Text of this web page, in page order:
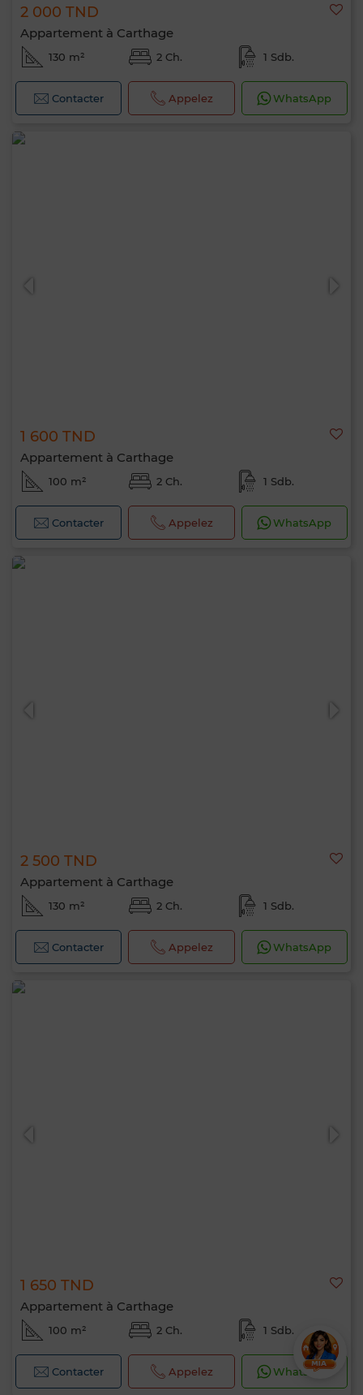
2 000 TND
Appartement à Carthage
130 m² 2 Ch. 1 Sdb.
Contacter Appelez WhatsApp
1 600 TND
Appartement à Carthage
100 m² 2 Ch. 1 Sdb.
Contacter Appelez WhatsApp
2 500 TND
Appartement à Carthage
130 m² 2 Ch. 1 Sdb.
Contacter Appelez WhatsApp
1 650 TND
Appartement à Carthage
100 m² 2 Ch. 1 Sdb.
Contacter Appelez WhatsApp